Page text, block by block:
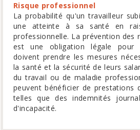
Risque professionnel
La probabilité qu'un travailleur
une atteinte à sa santé en
professionnelle. La prévention des
est une obligation légale pour
doivent prendre les mesures
la santé et la sécurité de leurs
du travail ou de maladie
peuvent bénéficier de prestations
telles que des indemnités
d'incapacité.